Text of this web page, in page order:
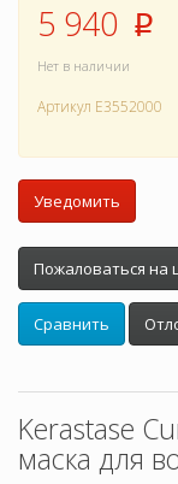
5 940 p
Нет в наличии
Артикул E3552000
Уведомить
Пожаловаться на
Сравнить
Kerastase
маска для